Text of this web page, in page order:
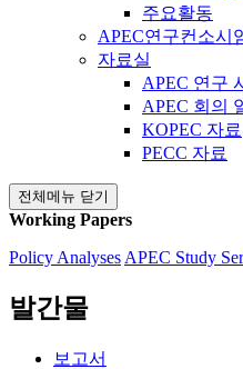
주요활동
APEC연구컨소시
자료실
APEC 연구
APEC 회의
KOPEC 자료
PECC 자료
전체메뉴 닫기
Working Papers
Policy Analyses APEC Study
발간물
보고서